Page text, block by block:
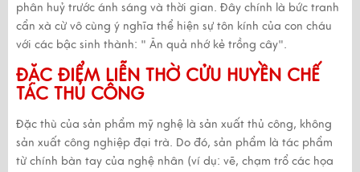
phân huỷ trước ánh sáng và thời gian. Đây chính là bức tranh
cẩn xà cừ vô cùng ý nghĩa thể hiện sự tôn kính của con cháu
với các bậc sinh thành: " Ăn quả nhớ kẻ trồng cây".
ĐẶC ĐIỂM LIỄN THỜ CỬU HUYỀN CHẾ
TÁC THỦ CÔNG
Đặc thù của sản phẩm mỹ nghệ là sản xuất thủ công, không
sản xuất công nghiệp đại trà. Do đó, sản phẩm là tác phẩm
từ chính bàn tay của nghệ nhân (ví dụ: vẽ, chạm trổ các họa